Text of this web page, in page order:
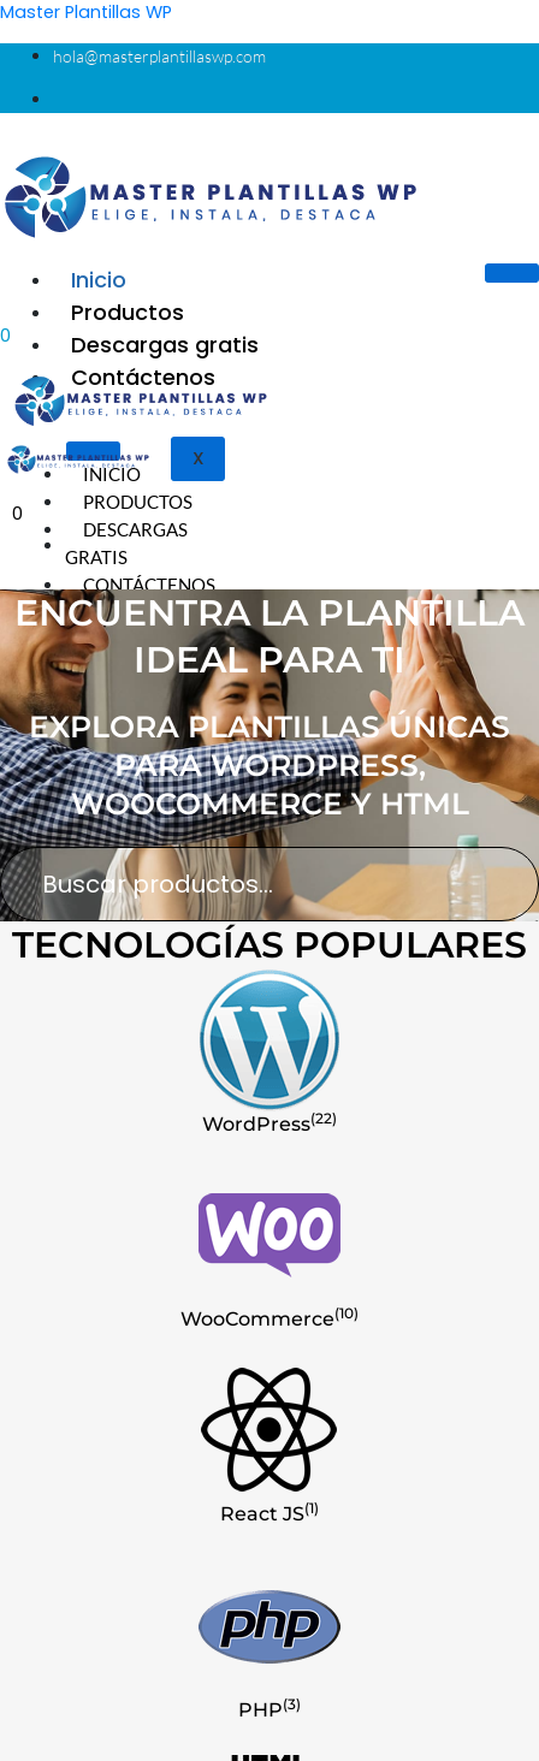
Ir
contenido
Master Plantillas WP
hola@masterplantillaswp.com
Inicio
Productos
Descargas gratis
Contáctenos
X
0
INICIO
PRODUCTOS
DESCARGAS
GRATIS
CONTÁCTENOS
X
0
ENCUENTRA LA PLANTILLA
IDEAL PARA TI
EXPLORA PLANTILLAS ÚNICAS
PARA WORDPRESS,
WOOCOMMERCE Y HTML
Buscar por:
TECNOLOGÍAS POPULARES
WordPress(22)
WooCommerce(10)
React JS(1)
PHP(3)